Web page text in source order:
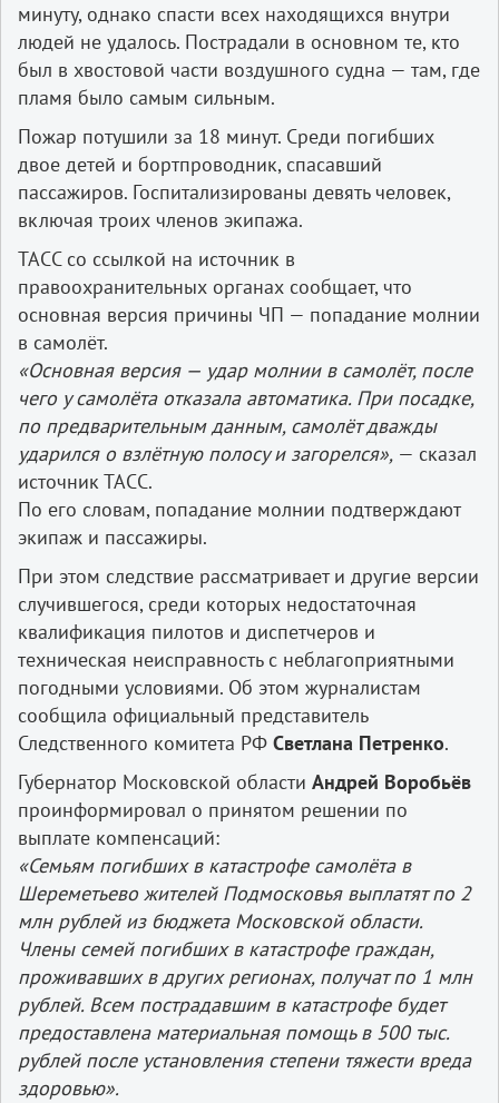
минуту, однако спасти всех находящихся внутри
людей не удалось. Пострадали в основном те, кто
был в хвостовой части воздушного судна — там, где
пламя было самым сильным.
Пожар потушили за 18 минут. Среди погибших
двое детей и бортпроводник, спасавший
пассажиров. Госпитализированы девять человек,
включая троих членов экипажа.
ТАСС со ссылкой на источник в
правоохранительных органах сообщает, что
основная версия причины ЧП — попадание молнии
в самолёт.
«Основная версия — удар молнии в самолёт, после
чего у самолёта отказала автоматика. При посадке,
по предварительным данным, самолёт дважды
ударился о взлётную полосу и загорелся», — сказал
источник ТАСС.
По его словам, попадание молнии подтверждают
экипаж и пассажиры.
При этом следствие рассматривает и другие версии
случившегося, среди которых недостаточная
квалификация пилотов и диспетчеров и
техническая неисправность с неблагоприятными
погодными условиями. Об этом журналистам
сообщила официальный представитель
Следственного комитета РФ Светлана Петренко.
Губернатор Московской области Андрей Воробьёв
проинформировал о принятом решении по
выплате компенсаций:
«Семьям погибших в катастрофе самолёта в
Шереметьево жителей Подмосковья выплатят по 2
млн рублей из бюджета Московской области.
Члены семей погибших в катастрофе граждан,
проживавших в других регионах, получат по 1 млн
рублей. Всем пострадавшим в катастрофе будет
предоставлена материальная помощь в 500 тыс.
рублей после установления степени тяжести вреда
здоровью».